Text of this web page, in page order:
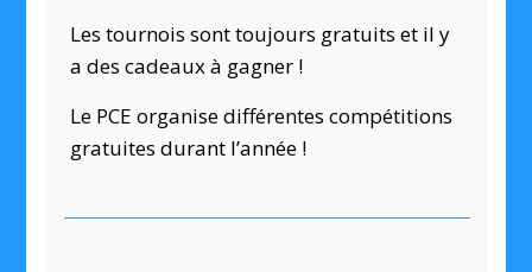
Les tournois sont toujours gratuits et il y
a des cadeaux à gagner !
Le PCE organise différentes compétitions
gratuites durant l’année !